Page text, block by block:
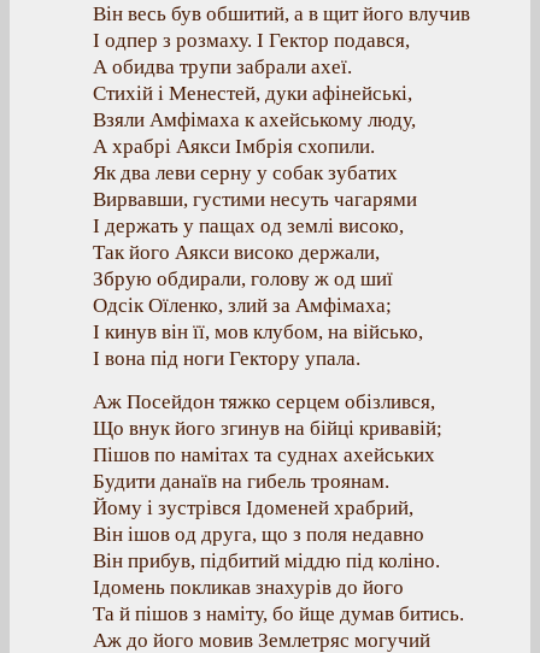
Він весь був обшитий, а в щит його влучив
І одпер з розмаху. І Гектор подався,
А обидва трупи забрали ахеї.
Стихій і Менестей, дуки афінейські,
Взяли Амфімаха к ахейському люду,
А храбрі Аякси Імбрія схопили.
Як два леви серну у собак зубатих
Вирвавши, густими несуть чагарями
І держать у пащах од землі високо,
Так його Аякси високо держали,
Збрую обдирали, голову ж од шиї
Одсік Оїленко, злий за Амфімаха;
І кинув він її, мов клубом, на військо,
І вона під ноги Гектору упала.
Аж Посейдон тяжко серцем обізлився,
Що внук його згинув на бійці кривавій;
Пішов по намітах та суднах ахейських
Будити данаїв на гибель троянам.
Йому і зустрівся Ідоменей храбрий,
Він ішов од друга, що з поля недавно
Він прибув, підбитий міддю під коліно.
Ідомень покликав знахурів до його
Та й пішов з наміту, бо йще думав битись.
Аж до його мовив Землетряс могучий